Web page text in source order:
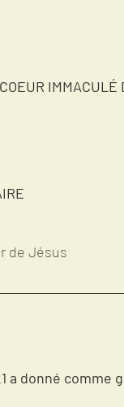
COEUR
de Jésus
a donné comme